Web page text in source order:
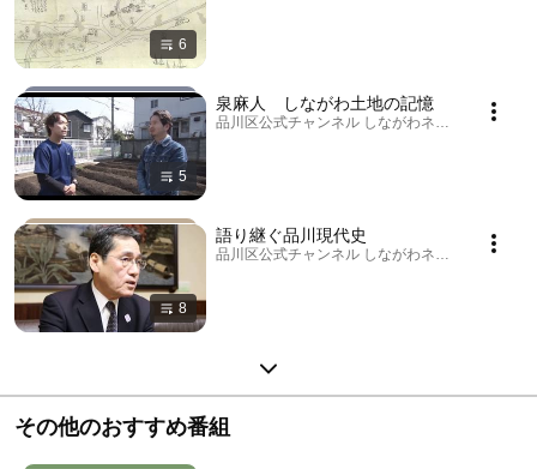
6
5
泉麻人 しながわ土地の記憶
品川区公式チャンネル しながわネットTV ·
8
語り継ぐ品川現代史
品川区公式チャンネル しながわネットTV ·
その他のおすすめ番組